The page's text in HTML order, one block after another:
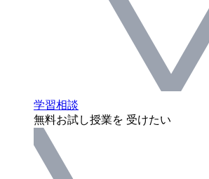
学習相談
無料お試し授業を 受けたい